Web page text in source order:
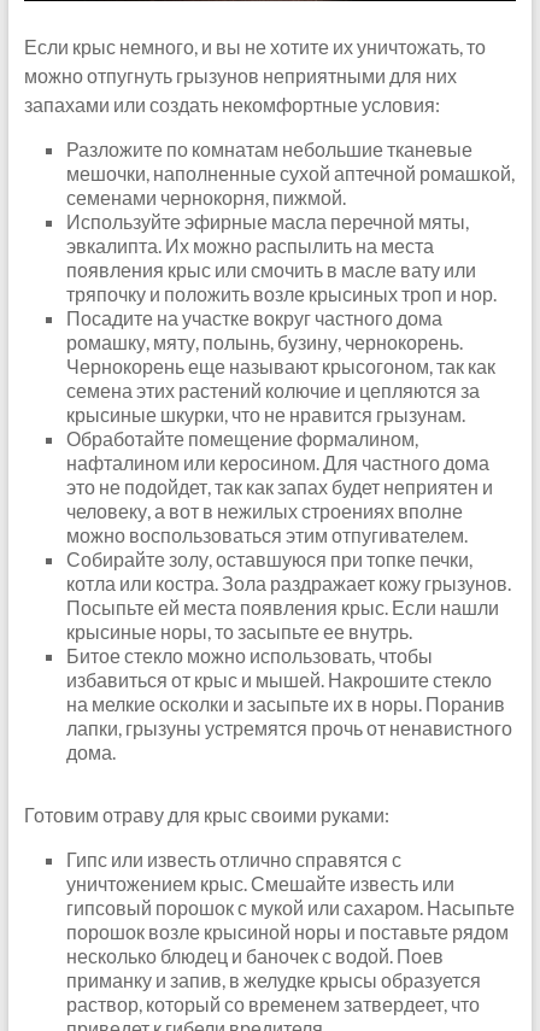
Если крыс немного, и вы не хотите их уничтожать, то
можно отпугнуть грызунов неприятными для них
запахами или создать некомфортные условия:
Разложите по комнатам небольшие тканевые
мешочки, наполненные сухой аптечной ромашкой,
семенами чернокорня, пижмой.
Используйте эфирные масла перечной мяты,
эвкалипта. Их можно распылить на места
появления крыс или смочить в масле вату или
тряпочку и положить возле крысиных троп и нор.
Посадите на участке вокруг частного дома
ромашку, мяту, полынь, бузину, чернокорень.
Чернокорень еще называют крысогоном, так как
семена этих растений колючие и цепляются за
крысиные шкурки, что не нравится грызунам.
Обработайте помещение формалином,
нафталином или керосином. Для частного дома
это не подойдет, так как запах будет неприятен и
человеку, а вот в нежилых строениях вполне
можно воспользоваться этим отпугивателем.
Собирайте золу, оставшуюся при топке печки,
котла или костра. Зола раздражает кожу грызунов.
Посыпьте ей места появления крыс. Если нашли
крысиные норы, то засыпьте ее внутрь.
Битое стекло можно использовать, чтобы
избавиться от крыс и мышей. Накрошите стекло
на мелкие осколки и засыпьте их в норы. Поранив
лапки, грызуны устремятся прочь от ненавистного
дома.
Готовим отраву для крыс своими руками:
Гипс или известь отлично справятся с
уничтожением крыс. Смешайте известь или
гипсовый порошок с мукой или сахаром. Насыпьте
порошок возле крысиной норы и поставьте рядом
несколько блюдец и баночек с водой. Поев
приманку и запив, в желудке крысы образуется
раствор, который со временем затвердеет, что